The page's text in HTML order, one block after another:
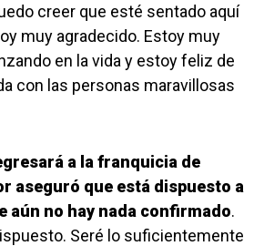
creer que esté sentado aquí
muy agradecido. Estoy muy
en la vida y estoy feliz de
con las personas maravillosas
a la franquicia de
aseguró que está dispuesto a
aún no hay nada confirmado.
Seré lo suficientemente